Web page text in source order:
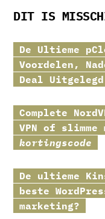
DIT IS
De Ultieme
Voordelen,
Deal Uitgelegd
Complete
VPN of
kortingscode
De ultieme
beste
marketing?